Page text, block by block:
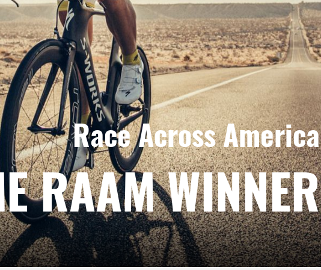
Race Across America
RAAM WINNER